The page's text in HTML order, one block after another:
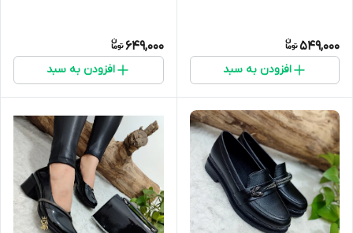
549,000
افزودن به سبد
649,000
افزودن به سبد